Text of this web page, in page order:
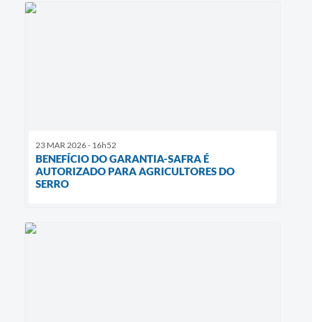
23 MAR 2026 - 16h52
BENEFÍCIO DO GARANTIA-SAFRA É
AUTORIZADO PARA AGRICULTORES DO
SERRO